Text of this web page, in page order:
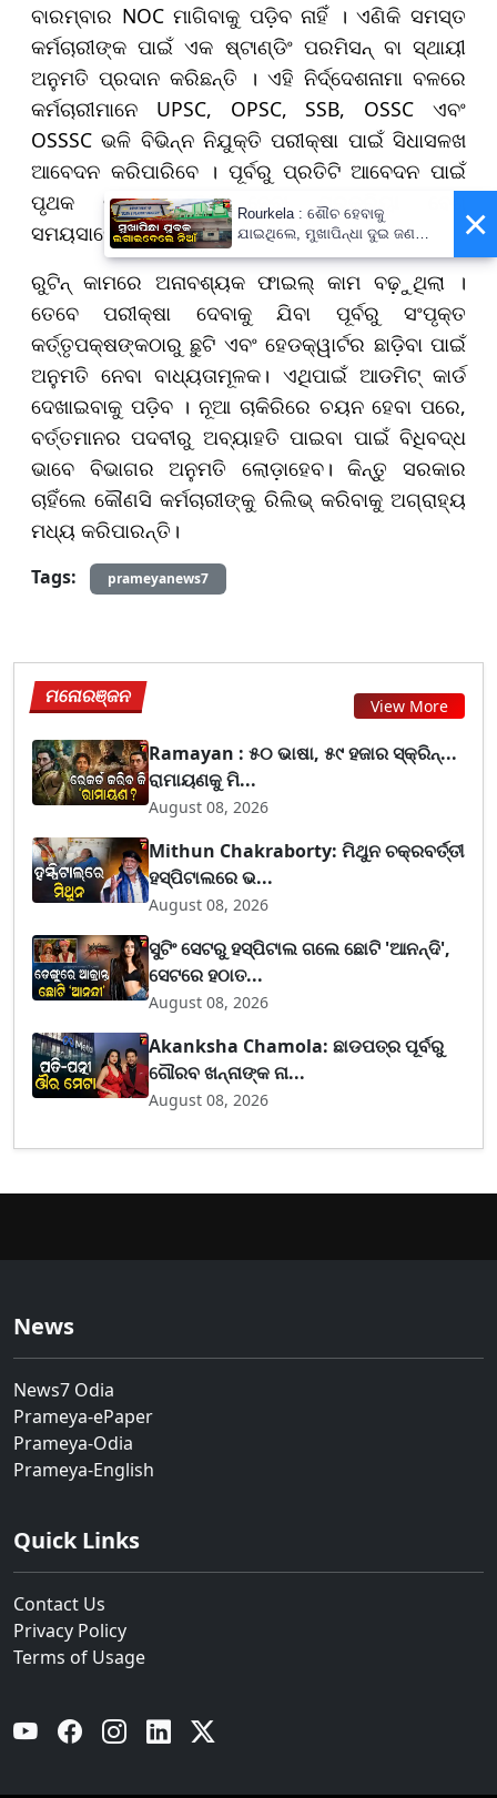
ବାରମ୍ବାର NOC ମାଗିବାକୁ ପଡ଼ିବ ନାହିଁ । ଏଣିକି ସମସ୍ତ
କର୍ମଚାରୀଙ୍କ ପାଇଁ ଏକ ଷ୍ଟାଣ୍ଡିଂ ପରମିସନ୍ ବା ସ୍ଥାୟୀ
ଅନୁମତି ପ୍ରଦାନ କରିଛନ୍ତି । ଏହି ନିର୍ଦ୍ଦେଶନାମା ବଳରେ
କର୍ମଚାରୀମାନେ UPSC, OPSC, SSB, OSSC ଏବଂ
OSSSC ଭଳି ବିଭିନ୍ନ ନିଯୁକ୍ତି ପରୀକ୍ଷା ପାଇଁ ସିଧାସଳଖ
ଆବେଦନ କରିପାରିବେ । ପୂର୍ବରୁ ପ୍ରତିଟି ଆବେଦନ ପାଇଁ
ପୃଥକ ଭାବେ NOC ନେବା ପ୍ରକ୍ରିୟା ବେଶ୍
ସମୟସାପେକ୍ଷ ଥିଲା।
ରୁଟିନ୍ କାମରେ ଅନାବଶ୍ୟକ ଫାଇଲ୍ କାମ ବଢ଼ୁଥିଲା ।
ତେବେ ପରୀକ୍ଷା ଦେବାକୁ ଯିବା ପୂର୍ବରୁ ସଂପୃକ୍ତ
କର୍ତ୍ତୃପକ୍ଷଙ୍କଠାରୁ ଛୁଟି ଏବଂ ହେଡକ୍ୱାର୍ଟର ଛାଡ଼ିବା ପାଇଁ
ଅନୁମତି ନେବା ବାଧ୍ୟତାମୂଳକ। ଏଥିପାଇଁ ଆଡମିଟ୍ କାର୍ଡ
ଦେଖାଇବାକୁ ପଡ଼ିବ । ନୂଆ ଚାକିରିରେ ଚୟନ ହେବା ପରେ,
ବର୍ତ୍ତମାନର ପଦବୀରୁ ଅବ୍ୟାହତି ପାଇବା ପାଇଁ ବିଧିବଦ୍ଧ
ଭାବେ ବିଭାଗର ଅନୁମତି ଲୋଡ଼ାହେବ। କିନ୍ତୁ ସରକାର
ଚାହିଁଲେ କୌଣସି କର୍ମଚାରୀଙ୍କୁ ରିଲିଭ୍ କରିବାକୁ ଅଗ୍ରାହ୍ୟ
ମଧ୍ୟ କରିପାରନ୍ତି।
Tags: prameyanews7
ମନୋରଞ୍ଜନ View More
Ramayan : ୫୦ ଭାଷା, ୫୯ ହଜାର ସ୍କ୍ରିନ୍...
ରାମାୟଣକୁ ମି...
August 08, 2026
Mithun Chakraborty: ମିଥୁନ ଚକ୍ରବର୍ତ୍ତୀ
ହସ୍ପିଟାଲରେ ଭ...
August 08, 2026
ସୁଟିଂ ସେଟରୁ ହସ୍ପିଟାଲ ଗଲେ ଛୋଟି 'ଆନନ୍ଦି',
ସେଟରେ ହଠାତ...
August 08, 2026
Akanksha Chamola: ଛାଡପତ୍ର ପୂର୍ବରୁ
ଗୌରବ ଖନ୍ନାଙ୍କ ନା...
August 08, 2026
News
News7 Odia
Prameya-ePaper
Prameya-Odia
Prameya-English
Quick Links
Contact Us
Privacy Policy
Terms of Usage
YouTube Facebook Instagram Linkedin
×
Rourkela : ଶୌଚ ହେବାକୁ
ଯାଇଥିଲେ, ମୁଖାପିନ୍ଧା ଦୁଇ ଜଣ